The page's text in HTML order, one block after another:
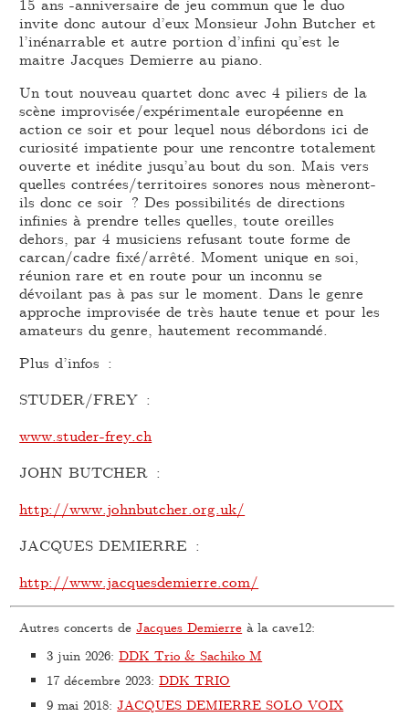
invite donc autour d’eux Monsieur John Butcher et
l’inénarrable et autre portion d’infini qu’est le
maitre Jacques Demierre au piano.
Un tout nouveau quartet donc avec 4 piliers de la
scène improvisée/expérimentale européenne en
action ce soir et pour lequel nous débordons ici de
curiosité impatiente pour une rencontre totalement
ouverte et inédite jusqu’au bout du son. Mais vers
quelles contrées/territoires sonores nous mèneront-
ils donc ce soir ? Des possibilités de directions
infinies à prendre telles quelles, toute oreilles
dehors, par 4 musiciens refusant toute forme de
carcan/cadre fixé/arrêté. Moment unique en soi,
réunion rare et en route pour un inconnu se
dévoilant pas à pas sur le moment. Dans le genre
approche improvisée de très haute tenue et pour les
amateurs du genre, hautement recommandé.
Plus d’infos :
STUDER/FREY :
www.studer-frey.ch
JOHN BUTCHER :
http://www.johnbutcher.org.uk/
JACQUES DEMIERRE :
http://www.jacquesdemierre.com/
Autres concerts deJacques Demierre à la cave12:
3 juin 2026:DDK Trio & Sachiko M
17 décembre 2023:DDK TRIO
9 mai 2018:JACQUES DEMIERRE SOLO VOIX